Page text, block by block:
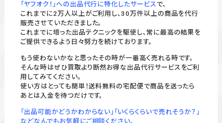
「ヤフオク！」への出品代行に特化したサービス で、
これまでに2万人以上がご利用し、30万件以上の商品を代行
販売させていただきました。
これまでに培った出品テクニックを駆使し、常に最高の結果を
ご提供できるよう日々努力を続けております。
もう使わないかなと思ったその時が一番高く売れる時です。
そんな時はぜひ買取より断然お得な出品代行サービスをご利
用してみてください。
使い方はとっても簡単！送料無料の宅配便で商品を送ったら
あとは入金を待つだけです。
「出品可能かどうかわからない」「いくらくらいで売れそうか？」
などなんでもお気軽にご相談ください。